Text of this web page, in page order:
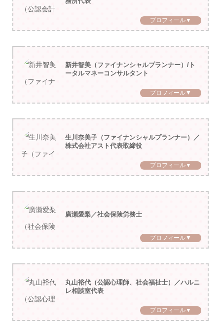
プロフィール▼
新井智美（ファイナンシャルプランナー）/ト
ータルマネーコンサルタント
プロフィール▼
生川奈美子（ファイナンシャルプランナー）／
株式会社アスト代表取締役
プロフィール▼
廣瀬愛梨／社会保険労務士
プロフィール▼
丸山裕代（公認心理師、社会福祉士）／ハルニ
レ相談室代表
プロフィール▼